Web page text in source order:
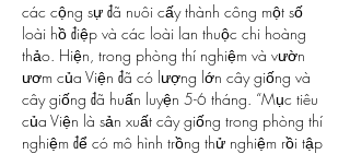
các cộng sự đã nuôi cấy thành công một số
loài hồ điệp và các loài lan thuộc chi hoàng
thảo. Hiện, trong phòng thí nghiệm và vườn
ươm của Viện đã có lượng lớn cây giống và
cây giống đã huấn luyện 5-6 tháng. “Mục tiêu
của Viện là sản xuất cây giống trong phòng thí
nghiệm để có mô hình trồng thử nghiệm rồi tập